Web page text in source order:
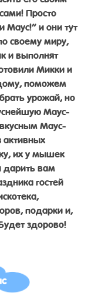
Просто
и они тут
своему миру,
и выполнят
Микки и
поможем
урожай, но
Маус-
Маус-
активных
их у мышек
дарить вам
гостей
подарки и,
здорово!